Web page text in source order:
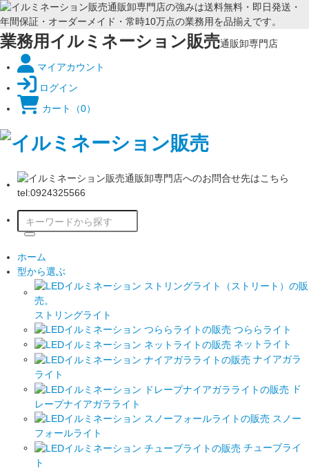
業務用イルミネーション販売通販卸専門店
マイアカウント
ログイン
カート
（0）
ホーム
型から選ぶ
ストリングライト
つららライト
ネットライト
ナイアガラ
ライト
ド
レープナイアガラライト
スノー
フォールライト
チューブライ
ト